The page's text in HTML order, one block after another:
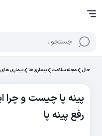
جستجو...
حال مجله سلامت بیماری‌ها بیماری
پینه پا چیست و
رفع پینه پا